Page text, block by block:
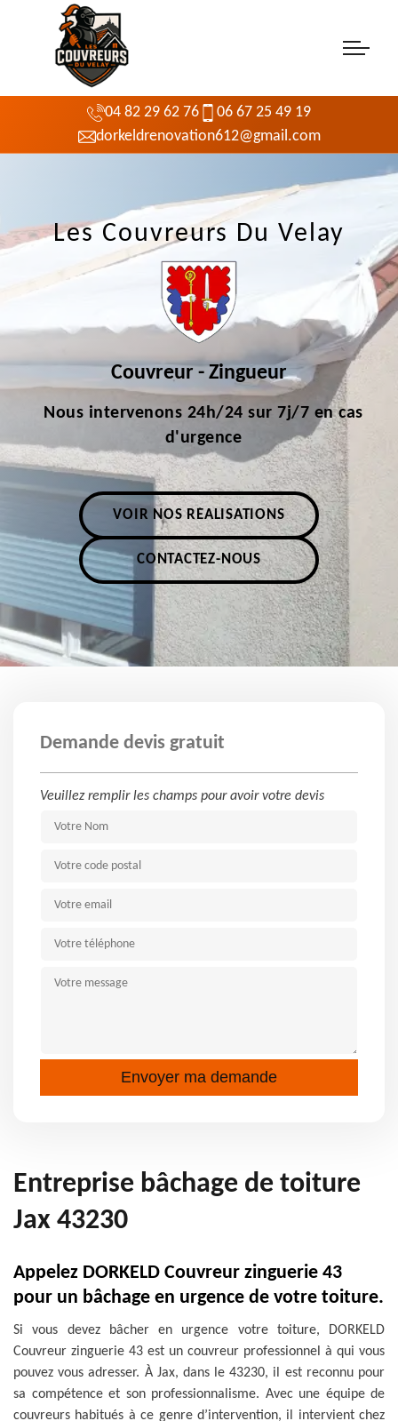
04 82 29 62 76
06 67 25 49 19
dorkeldrenovation612@gmail.com
Les Couvreurs Du Velay
Couvreur - Zingueur
Nous intervenons 24h/24 sur 7j/7 en cas
d'urgence
VOIR NOS RÉALISATIONS
CONTACTEZ-NOUS
Demande devis gratuit
Veuillez remplir les champs pour avoir votre devis
Entreprise bâchage de toiture
Jax 43230
Appelez DORKELD Couvreur zinguerie 43
pour un bâchage en urgence de votre toiture.
Si vous devez bâcher en urgence votre toiture, DORKELD
Couvreur zinguerie 43 est un couvreur professionnel à qui vous
pouvez vous adresser. À Jax, dans le 43230, il est reconnu pour
sa compétence et son professionnalisme. Avec une équipe de
couvreurs habitués à ce genre d’intervention, il intervient chez